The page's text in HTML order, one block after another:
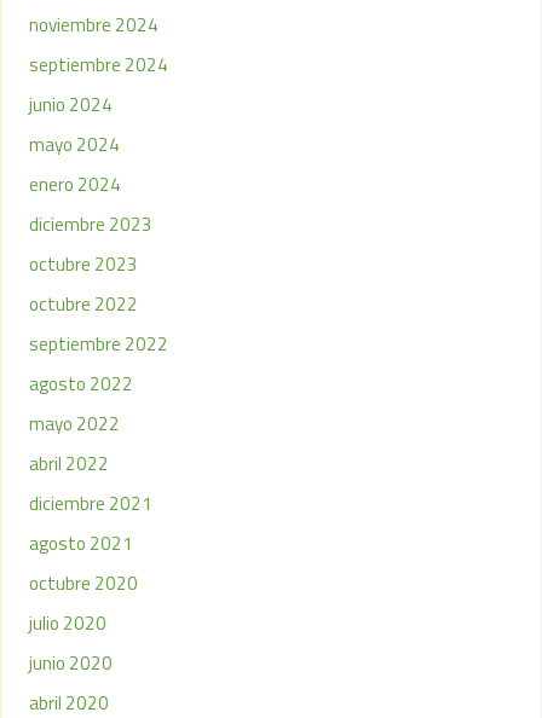
noviembre 2024
septiembre 2024
junio 2024
mayo 2024
enero 2024
diciembre 2023
octubre 2023
octubre 2022
septiembre 2022
agosto 2022
mayo 2022
abril 2022
diciembre 2021
agosto 2021
octubre 2020
julio 2020
junio 2020
abril 2020